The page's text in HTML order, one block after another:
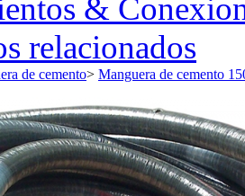
&
relacionados
de cemento> Manguera de cemento